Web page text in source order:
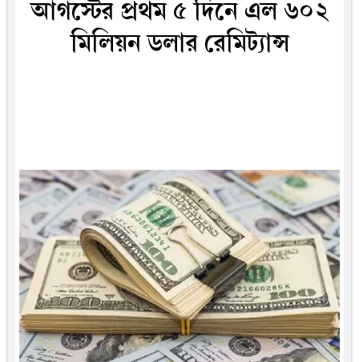
আগস্টের প্রথম ৫ দিনে এল ৬০২
মিলিয়ন ডলার রেমিট্যান্স